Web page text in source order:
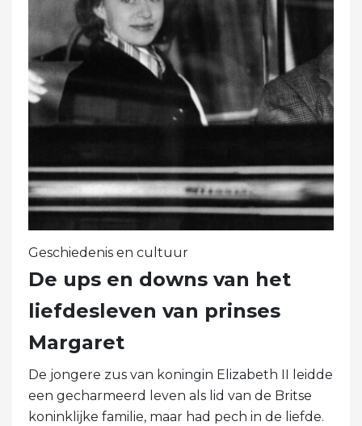
Geschiedenis en cultuur
De ups en downs van het
liefdesleven van prinses
Margaret
De jongere zus van koningin Elizabeth II leidde
een gecharmeerd leven als lid van de Britse
koninklijke familie, maar had pech in de liefde.